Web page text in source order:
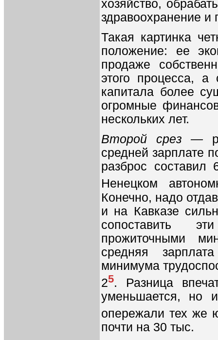
хозяйство,
здравоохранение и
Такая картинка
положение: ее
продаже
этого процесса, а
капитала более
огромные
нескольких лет.
Второй срез —
средней зарплате
разброс
Ненецком
Конечно, надо
и на Кавказе
сопоставить
прожиточными
средняя
минимума
25. Разница
уменьшается, но
опережали тех же
почти на 30 тыс.